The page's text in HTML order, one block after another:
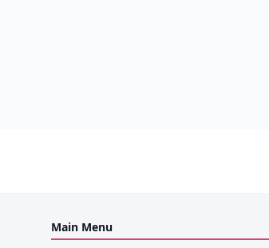
Main Menu